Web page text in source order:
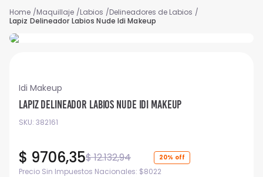
Maquillaje Labios
Delineadores de Labios
Lapiz Delineador Labios Nude Idi Makeup
Idi Makeup
Lapiz Delineador Labios Nude Idi Makeup
SKU: 382161
$12.132,94
$ 9706,35 20%
Precio Sin Impuestos Nacionales: $8022